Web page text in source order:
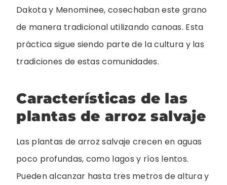
Dakota y Menominee, cosechaban este grano
de manera tradicional utilizando canoas. Esta
práctica sigue siendo parte de la cultura y las
tradiciones de estas comunidades.
Características de las
plantas de arroz salvaje
Las plantas de arroz salvaje crecen en aguas
poco profundas, como lagos y ríos lentos.
Pueden alcanzar hasta tres metros de altura y